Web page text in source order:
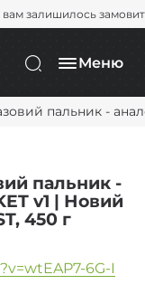
вам залишилось
Меню
пальник -
пальник -
v1 | Новий
450 г
6G-I